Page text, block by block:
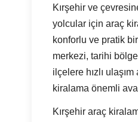
Kırşehir ve
yolcular için araç
konforlu ve pratik
merkezi, tarihi
ilçelere hızlı ulaşım
kiralama önemli
Kırşehir araç